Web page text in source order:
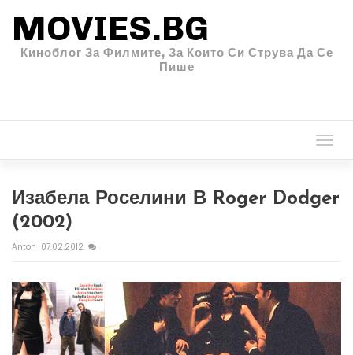
MOVIES.BG
Киноблог За Филмите, За Които Си Струва Да Се
Пише
Изабела Роселини В Roger Dodger
(2002)
Anton 07.02.2012